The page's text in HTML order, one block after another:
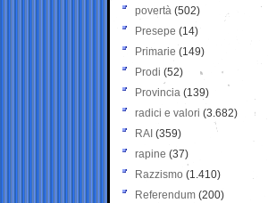
povertà (502)
Presepe (14)
Primarie (149)
Prodi (52)
Provincia (139)
radici e valori (3.682)
RAI (359)
rapine (37)
Razzismo (1.410)
Referendum (200)